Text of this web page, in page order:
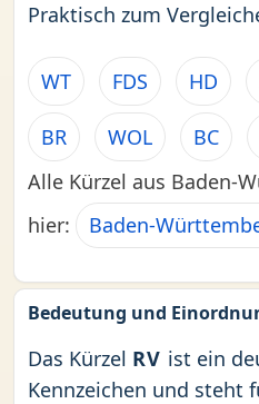
Praktisch zum
WT FDS HD
BR WOL BC
Alle Kürzel aus Baden-
hier:
Baden-
Bedeutung und
Das Kürzel RV ist ein
Kennzeichen und steht